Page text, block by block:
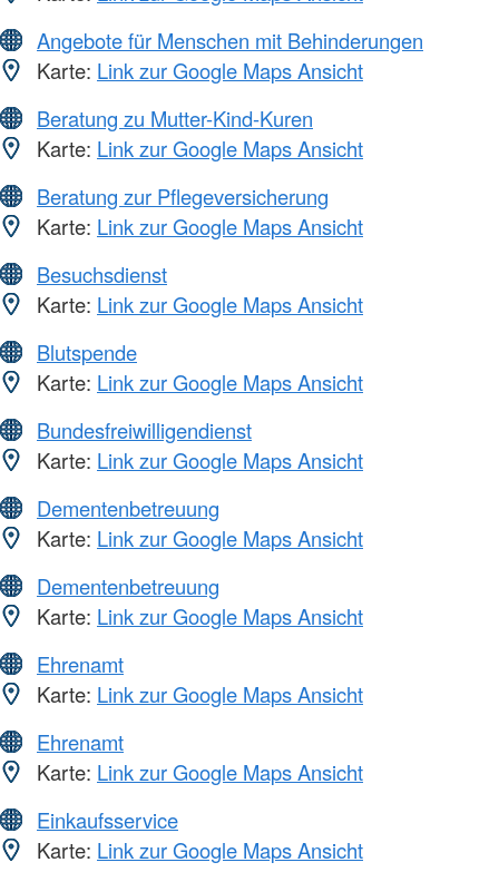
Angebote für Menschen mit Behinderungen
Karte: Link zur Google Maps Ansicht
Beratung zu Mutter-Kind-Kuren
Karte: Link zur Google Maps Ansicht
Beratung zur Pflegeversicherung
Karte: Link zur Google Maps Ansicht
Besuchsdienst
Karte: Link zur Google Maps Ansicht
Blutspende
Karte: Link zur Google Maps Ansicht
Bundesfreiwilligendienst
Karte: Link zur Google Maps Ansicht
Dementenbetreuung
Karte: Link zur Google Maps Ansicht
Dementenbetreuung
Karte: Link zur Google Maps Ansicht
Ehrenamt
Karte: Link zur Google Maps Ansicht
Ehrenamt
Karte: Link zur Google Maps Ansicht
Einkaufsservice
Karte: Link zur Google Maps Ansicht